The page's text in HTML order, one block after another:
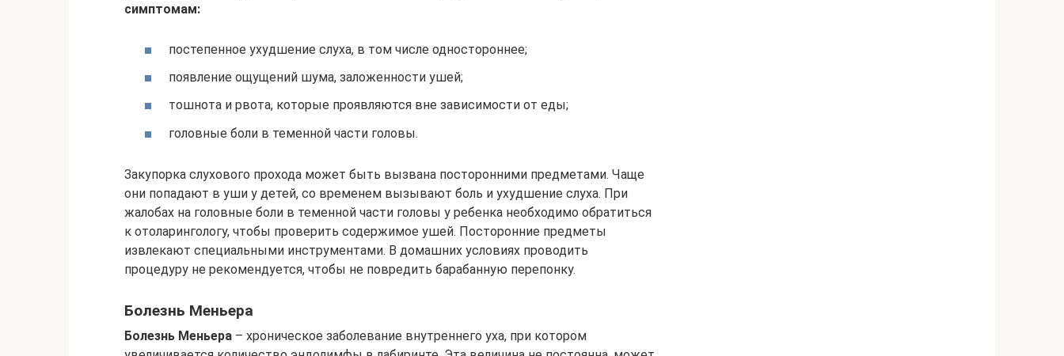
симптомам:
постепенное ухудшение слуха, в том числе одностороннее;
появление ощущений шума, заложенности ушей;
тошнота и рвота, которые проявляются вне зависимости от еды;
головные боли в теменной части головы.
Закупорка слухового прохода может быть вызвана посторонними предметами. Чаще
они попадают в уши у детей, со временем вызывают боль и ухудшение слуха. При
жалобах на головные боли в теменной части головы у ребенка необходимо обратиться
к отоларингологу, чтобы проверить содержимое ушей. Посторонние предметы
извлекают специальными инструментами. В домашних условиях проводить
процедуру не рекомендуется, чтобы не повредить барабанную перепонку.
Болезнь Меньера
Болезнь Меньера – хроническое заболевание внутреннего уха, при котором